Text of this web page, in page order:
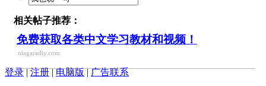
相关帖子推荐：
免费获取各类中文学习教材和视频！
niagaradiy.com
登录|注册|电脑版|广告联系